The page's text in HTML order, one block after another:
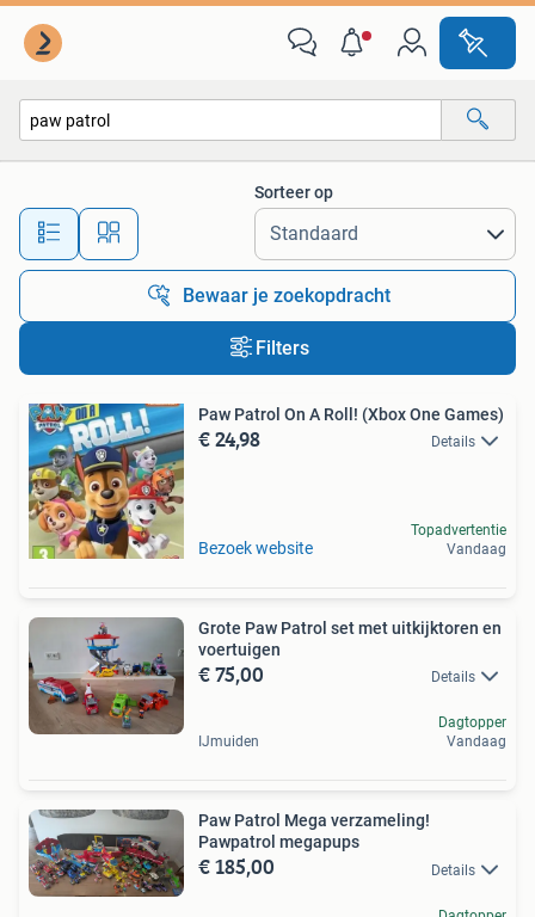
Alle afstanden…
Sorteer op
Bewaar je zoekopdracht
Filters
Paw Patrol On A Roll! (Xbox One Games)
€ 24,98 Details
Bezoek website
Topadvertentie
Vandaag
Grote Paw Patrol set met uitkijktoren en
voertuigen
€ 75,00 Details
IJmuiden
Dagtopper
Vandaag
Paw Patrol Mega verzameling!
Pawpatrol megapups
€ 185,00 Details